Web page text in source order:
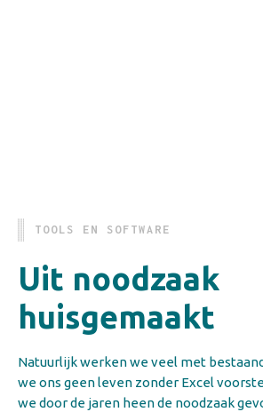
TOOLS EN SOFTWARE
Uit noodzaak
huisgemaakt
Natuurlijk werken we veel met
we ons geen leven zonder Excel
we door de jaren heen de noodzaak